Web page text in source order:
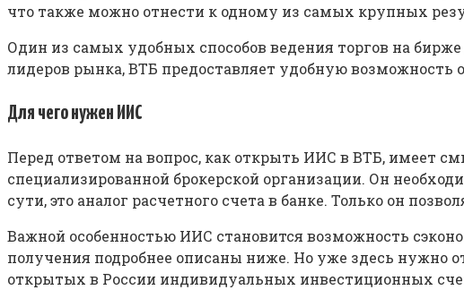
что также можно отнести к одному из самых крупных
Один из самых удобных способов ведения торгов на
лидеров рынка, ВТБ предоставляет удобную
Для чего нужен ИИС
Перед ответом на вопрос, как открыть ИИС в ВТБ, имеет
специализированной брокерской организации. Он
сути, это аналог расчетного счета в банке. Только он
Важной особенностью ИИС становится возможность
получения подробнее описаны ниже. Но уже здесь нужно
открытых в России индивидуальных инвестиционных